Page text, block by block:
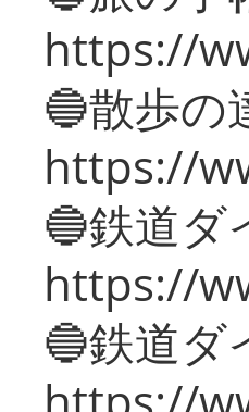
https://
🔵散歩の
https://
🔵鉄道ダ
https://
🔵鉄道ダ